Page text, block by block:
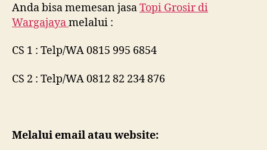
Anda bisa memesan jasaTopi Grosir di
Wargajayamelalui :
CS 1 : Telp/WA 0815 995 6854
CS 2 : Telp/WA 0812 82 234 876
Melalui email atau website: